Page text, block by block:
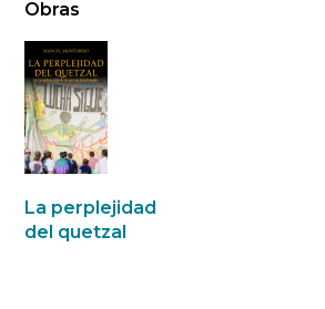
Obras
La perplejidad
del quetzal